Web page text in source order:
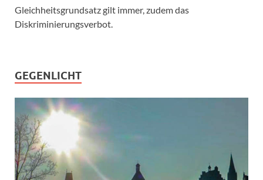
Gleichheitsgrundsatz gilt immer, zudem das
Diskriminierungsverbot.
GEGENLICHT